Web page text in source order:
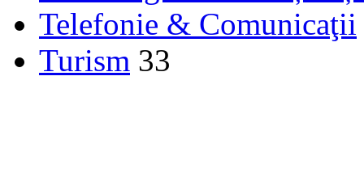
Telefonie & Comunicaţii
Turism 33